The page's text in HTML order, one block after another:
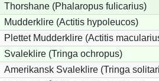
Thorshane (Phalaropus fulicarius)
Mudderklire (Actitis hypoleucos)
Plettet Mudderklire (Actitis
Svaleklire (Tringa ochropus)
Amerikansk Svaleklire (Tringa